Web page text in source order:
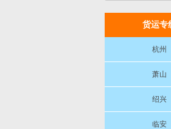
货运专
杭州
萧山
绍兴
临安